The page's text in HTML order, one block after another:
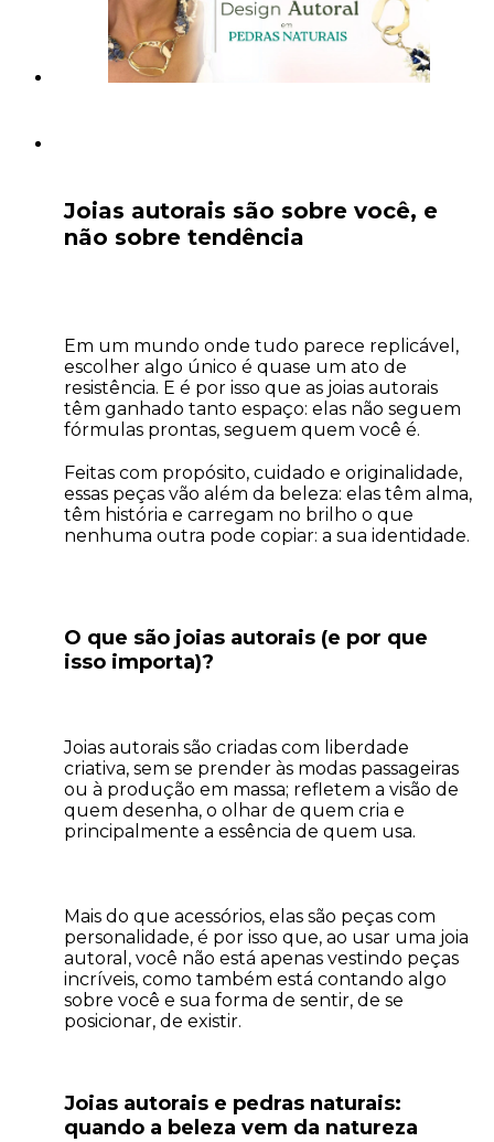
Joias autorais são sobre você, e
não sobre tendência
Em um mundo onde tudo parece replicável,
escolher algo único é quase um ato de
resistência. E é por isso que as joias autorais
têm ganhado tanto espaço: elas não seguem
fórmulas prontas, seguem quem você é.
Feitas com propósito, cuidado e originalidade,
essas peças vão além da beleza: elas têm alma,
têm história e carregam no brilho o que
nenhuma outra pode copiar: a sua identidade.
O que são joias autorais (e por que
isso importa)?
Joias autorais são criadas com liberdade
criativa, sem se prender às modas passageiras
ou à produção em massa; refletem a visão de
quem desenha, o olhar de quem cria e
principalmente a essência de quem usa.
Mais do que acessórios, elas são peças com
personalidade, é por isso que, ao usar uma joia
autoral, você não está apenas vestindo peças
incríveis, como também está contando algo
sobre você e sua forma de sentir, de se
posicionar, de existir.
Joias autorais e pedras naturais:
quando a beleza vem da natureza